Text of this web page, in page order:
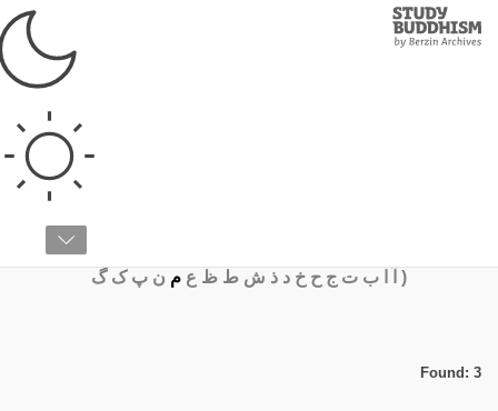
Study
Buddhism
( ب ت ج ح خ د ذ ش ط ظ ع م ن پ ک گ
Found: 3